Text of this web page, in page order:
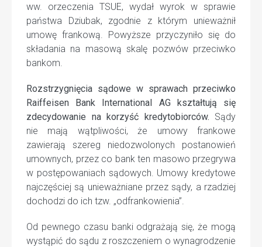
ww. orzeczenia TSUE, wydał wyrok w sprawie
państwa Dziubak, zgodnie z którym unieważnił
umowę frankową. Powyższe przyczyniło się do
składania na masową skalę pozwów przeciwko
bankom.
Rozstrzygnięcia sądowe w sprawach przeciwko
Raiffeisen Bank International AG kształtują się
zdecydowanie na korzyść kredytobiorców. Sądy
nie mają wątpliwości, że umowy frankowe
zawierają szereg niedozwolonych postanowień
umownych, przez co bank ten masowo przegrywa
w postępowaniach sądowych. Umowy kredytowe
najczęściej są unieważniane przez sądy, a rzadziej
dochodzi do ich tzw. „odfrankowienia”.
Od pewnego czasu banki odgrażają się, że mogą
wystąpić do sądu z roszczeniem o wynagrodzenie